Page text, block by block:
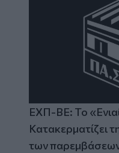
ΕΧΠ-ΒΕ: Το
Κατακερματίζει
των